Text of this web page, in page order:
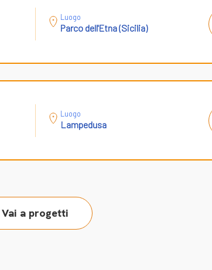
Luogo
Parco dell'Etna (Sicilia)
Luogo
Lampedusa
Vai a progetti